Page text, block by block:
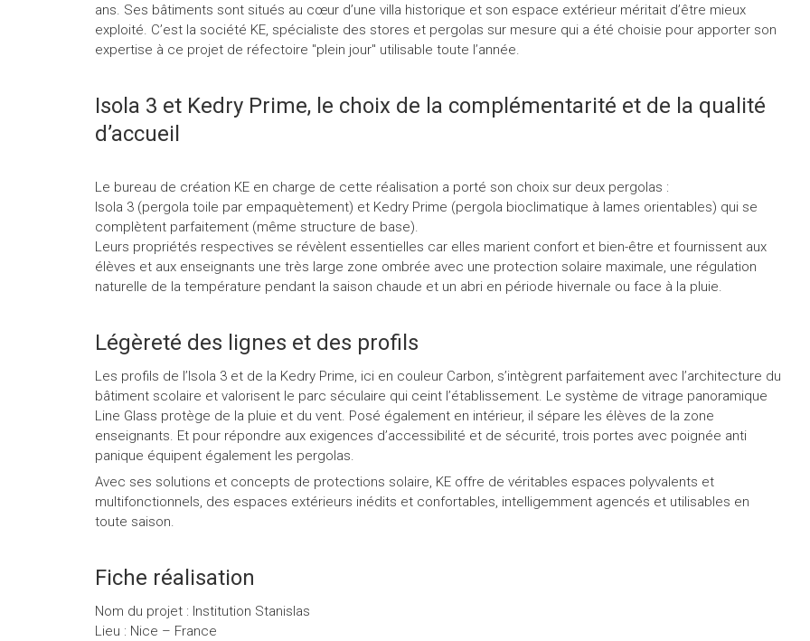
ans. Ses bâtiments sont situés au cœur d’une villa historique et son espace extérieur méritait d’être mieux
exploité. C’est la société KE, spécialiste des stores et pergolas sur mesure qui a été choisie pour apporter son
expertise à ce projet de réfectoire "plein jour" utilisable toute l’année.
Isola 3 et Kedry Prime, le choix de la complémentarité et de la qualité
d’accueil
Le bureau de création KE en charge de cette réalisation a porté son choix sur deux pergolas :
Isola 3 (pergola toile par empaquètement) et Kedry Prime (pergola bioclimatique à lames orientables) qui se
complètent parfaitement (même structure de base).
Leurs propriétés respectives se révèlent essentielles car elles marient confort et bien-être et fournissent aux
élèves et aux enseignants une très large zone ombrée avec une protection solaire maximale, une régulation
naturelle de la température pendant la saison chaude et un abri en période hivernale ou face à la pluie.
Légèreté des lignes et des profils
Les profils de l’Isola 3 et de la Kedry Prime, ici en couleur Carbon, s’intègrent parfaitement avec l’architecture du
bâtiment scolaire et valorisent le parc séculaire qui ceint l’établissement. Le système de vitrage panoramique
Line Glass protège de la pluie et du vent. Posé également en intérieur, il sépare les élèves de la zone
enseignants. Et pour répondre aux exigences d’accessibilité et de sécurité, trois portes avec poignée anti
panique équipent également les pergolas.
Avec ses solutions et concepts de protections solaire, KE offre de véritables espaces polyvalents et
multifonctionnels, des espaces extérieurs inédits et confortables, intelligemment agencés et utilisables en
toute saison.
Fiche réalisation
Nom du projet : Institution Stanislas
Lieu : Nice – France